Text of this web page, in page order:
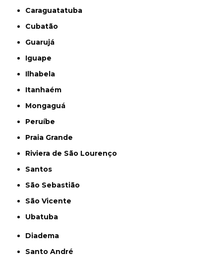
Caraguatatuba
Cubatão
Guarujá
Iguape
Ilhabela
Itanhaém
Mongaguá
Peruíbe
Praia Grande
Riviera de São Lourenço
Santos
São Sebastião
São Vicente
Ubatuba
Diadema
Santo André